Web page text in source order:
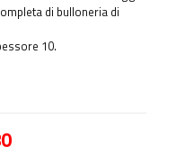
di bulloneria di
10.